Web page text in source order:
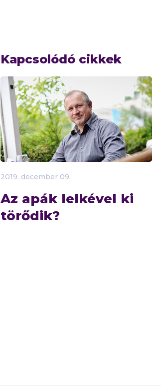
Kapcsolódó cikkek
2019. december 09.
Az apák lelkével ki
törődik?